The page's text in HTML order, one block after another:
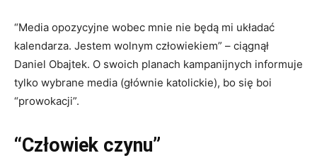
“Media opozycyjne wobec mnie nie będą mi układać
kalendarza. Jestem wolnym człowiekiem” – ciągnął
Daniel Obajtek. O swoich planach kampanijnych informuje
tylko wybrane media (głównie katolickie), bo się boi
“prowokacji”.
“Człowiek czynu”